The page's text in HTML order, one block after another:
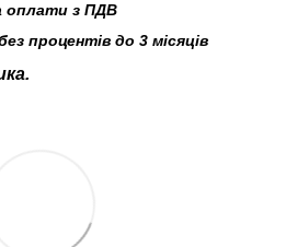
оплати з ПДВ
процентів до 3 місяців